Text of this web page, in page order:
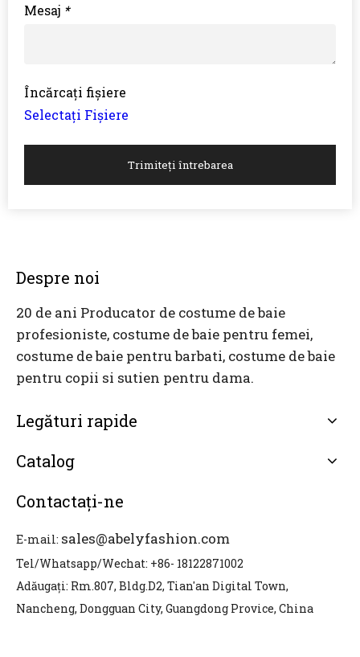
*
Mesaj
Încărcați fișiere
Selectați Fișiere
Trimiteți întrebarea
Despre noi
20 de ani Producator de costume de baie
profesioniste, costume de baie pentru femei,
costume de baie pentru barbati, costume de baie
pentru copii si sutien pentru dama.
Legături rapide
Catalog
Contactaţi-ne
E-mail: sales@abelyfashion.com
Tel/Whatsapp/Wechat: +86- 18122871002
Adăugați: Rm.807, Bldg.D2, Tian'an Digital Town,
Nancheng, Dongguan City, Guangdong Provice, China